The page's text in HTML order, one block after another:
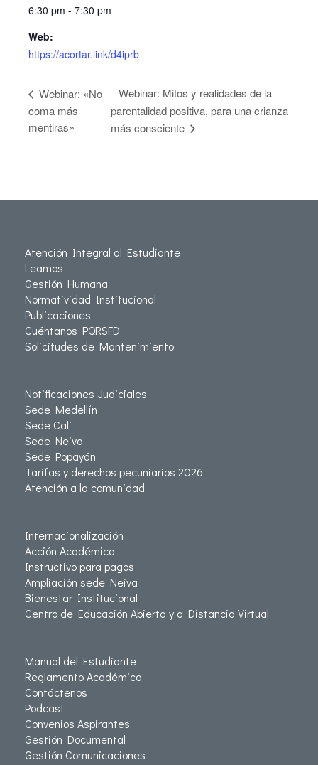
6:30 pm - 7:30 pm
Web:
https://acortar.link/d4iprb
Webinar: «No
coma más
mentiras»
Webinar: Mitos y realidades de la
parentalidad positiva, para una crianza
más consciente
Atención Integral al Estudiante
Leamos
Gestión Humana
Normatividad Institucional
Publicaciones
Cuéntanos PQRSFD
Solicitudes de Mantenimiento
Notificaciones Judiciales
Sede Medellín
Sede Cali
Sede Neiva
Sede Popayán
Tarifas y derechos pecuniarios 2026
Atención a la comunidad
Internacionalización
Acción Académica
Instructivo para pagos
Ampliación sede Neiva
Bienestar Institucional
Centro de Educación Abierta y a Distancia Virtual
Manual del Estudiante
Reglamento Académico
Contáctenos
Podcast
Convenios Aspirantes
Gestión Documental
Gestión Comunicaciones